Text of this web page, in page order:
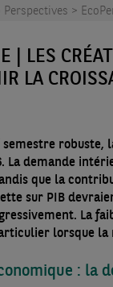
Perspectives >
| LES
LA
semestre robuste,
La demande
que la
sur PIB
La
lorsque la
: la